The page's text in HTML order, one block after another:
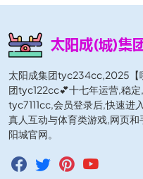
太阳成集团tyc234cc,2025【
团tyc122cc💕十七年运营,稳
tyc7111cc,会员登录后,快速进
真人互动与体育类游戏,网页
阳城官网。